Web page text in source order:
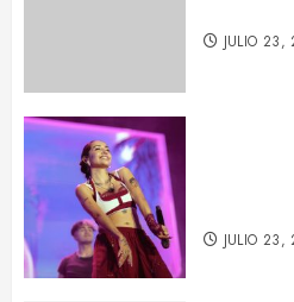
JULIO 23,
JULIO 23,